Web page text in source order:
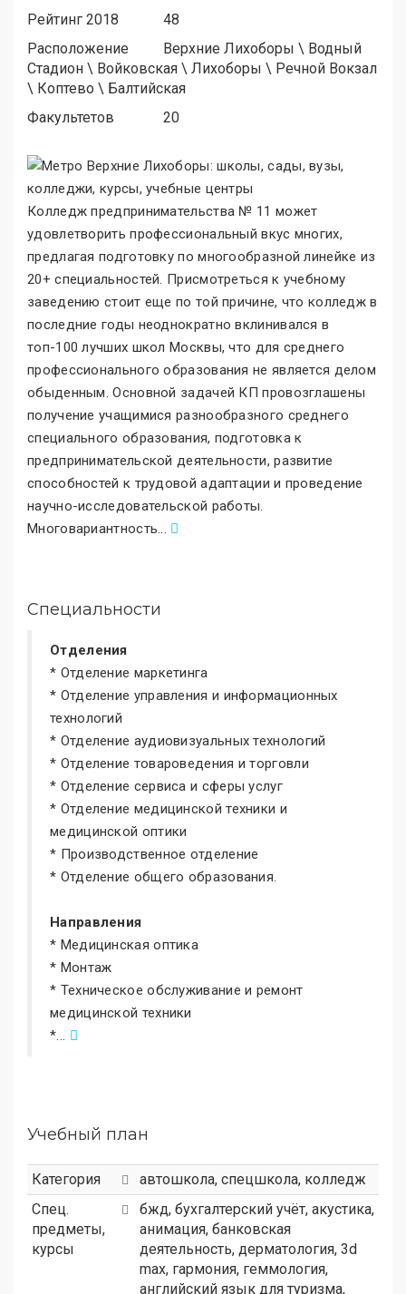
Рейтинг 2018
48
Расположение
Верхние Лихоборы \ Водный
Стадион \ Войковская \ Лихоборы \ Речной Вокзал
\ Коптево \ Балтийская
Факультетов
20
Колледж предпринимательства № 11 может
удовлетворить профессиональный вкус многих,
предлагая подготовку по многообразной линейке из
20+ специальностей. Присмотреться к учебному
заведению стоит еще по той причине, что колледж в
последние годы неоднократно вклинивался в
топ-100 лучших школ Москвы, что для среднего
профессионального образования не является делом
обыденным. Основной задачей КП провозглашены
получение учащимися разнообразного среднего
специального образования, подготовка к
предпринимательской деятельности, развитие
способностей к трудовой адаптации и проведение
научно-исследовательской работы.
Многовариантность...
Специальности
Отделения
* Отделение маркетинга
* Отделение управления и информационных
технологий
* Отделение аудиовизуальных технологий
* Отделение товароведения и торговли
* Отделение сервиса и сферы услуг
* Отделение медицинской техники и
медицинской оптики
* Производственное отделение
* Отделение общего образования.
Направления
* Медицинская оптика
* Монтаж
* Техническое обслуживание и ремонт
медицинской техники
*...
Учебный план
Категория автошкола, спецшкола, колледж
Спец.
предметы,
курсы
бжд, бухгалтерский учёт, акустика,
анимация, банковская
деятельность, дерматология, 3d
max, гармония, геммология,
английский язык для туризма,